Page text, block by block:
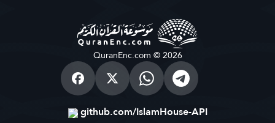
QuranEnc.com © 2026
github.com/IslamHouse-API